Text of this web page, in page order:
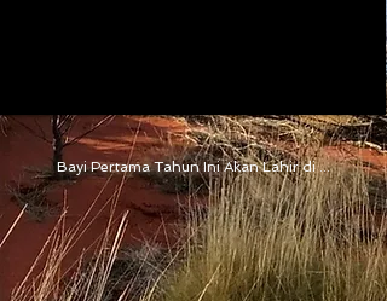
Bayi Pertama Tahun Ini Akan Lahir di ...